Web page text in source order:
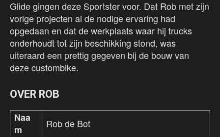
Glide gingen deze Sportster voor. Dat Rob met zijn
vorige projecten al de nodige ervaring had
opgedaan en dat de werkplaats waar hij trucks
onderhoudt tot zijn beschikking stond, was
uiteraard een prettig gegeven bij de bouw van
deze custombike.
OVER ROB
Naa
m
Rob de Bot